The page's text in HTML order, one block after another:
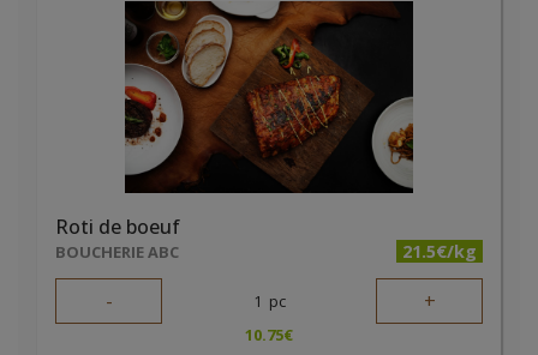
Roti de boeuf
BOUCHERIE ABC 21.5€/kg
- 1 pc +
10.75€